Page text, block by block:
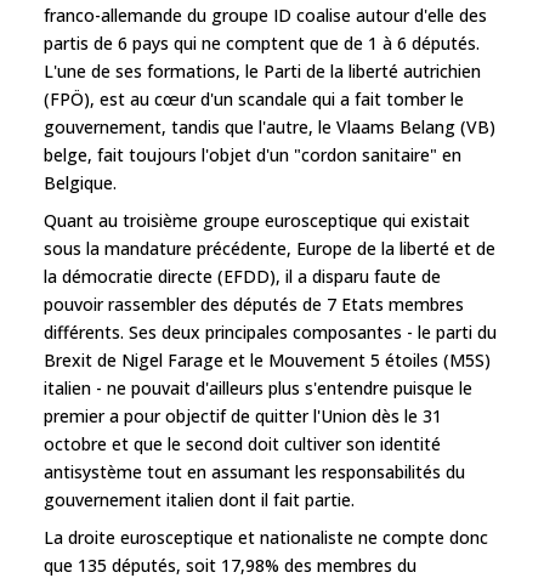
franco-allemande du groupe ID coalise autour d'elle des
partis de 6 pays qui ne comptent que de 1 à 6 députés.
L'une de ses formations, le Parti de la liberté autrichien
(FPÖ), est au cœur d'un scandale qui a fait tomber le
gouvernement, tandis que l'autre, le Vlaams Belang (VB)
belge, fait toujours l'objet d'un "cordon sanitaire" en
Belgique.
Quant au troisième groupe eurosceptique qui existait
sous la mandature précédente, Europe de la liberté et de
la démocratie directe (EFDD), il a disparu faute de
pouvoir rassembler des députés de 7 Etats membres
différents. Ses deux principales composantes - le parti du
Brexit de Nigel Farage et le Mouvement 5 étoiles (M5S)
italien - ne pouvait d'ailleurs plus s'entendre puisque le
premier a pour objectif de quitter l'Union dès le 31
octobre et que le second doit cultiver son identité
antisystème tout en assumant les responsabilités du
gouvernement italien dont il fait partie.
La droite eurosceptique et nationaliste ne compte donc
que 135 députés, soit 17,98% des membres du